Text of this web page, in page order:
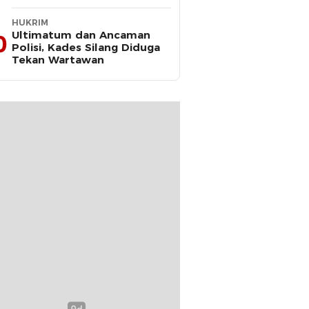
2025–2030
HUKRIM
Ultimatum dan Ancaman
Polisi, Kades Silang Diduga
Tekan Wartawan